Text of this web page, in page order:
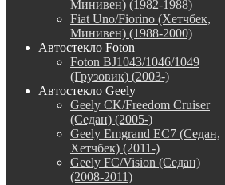
Минивен) (1982-1988)
Fiat Uno/Fiorino (Хетчбек,
Минивен) (1988-2000)
Автостекло Foton
Foton BJ1043/1046/1049
(Грузовик) (2003-)
Автостекло Geely
Geely CK/Freedom Cruiser
(Седан) (2005-)
Geely Emgrand EC7 (Седан,
Хетчбек) (2011-)
Geely FC/Vision (Седан)
(2008-2011)